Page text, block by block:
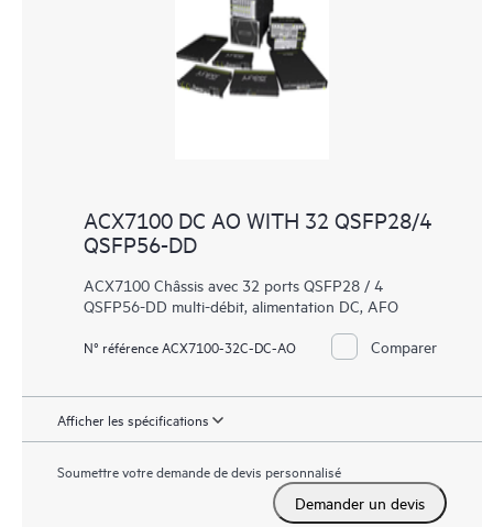
ACX7100 DC AO WITH 32 QSFP28/4
QSFP56-DD
ACX7100 Châssis avec 32 ports QSFP28 / 4
QSFP56-DD multi-débit, alimentation DC, AFO
N° référence ACX7100-32C-DC-AO Comparer
Afficher les spécifications
Soumettre votre demande de devis personnalisé
Demander un devis